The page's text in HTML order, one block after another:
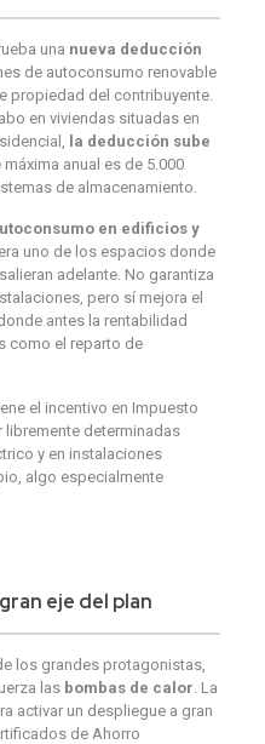
una nueva deducción
de autoconsumo renovable
propiedad del contribuyente.
en viviendas situadas en
la deducción sube
máxima anual es de 5.000
de almacenamiento.
en edificios y
uno de los espacios donde
adelante. No garantiza
pero sí mejora el
antes la rentabilidad
como el reparto de
el incentivo en Impuesto
determinadas
y en instalaciones
algo especialmente
eje del plan
los grandes protagonistas,
las bombas de calor . La
activar un despliegue a gran
de Ahorro